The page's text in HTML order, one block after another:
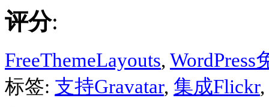
评分:
FreeThemeLayouts, WordPress
标签: 支持Gravatar, 集成Flickr,